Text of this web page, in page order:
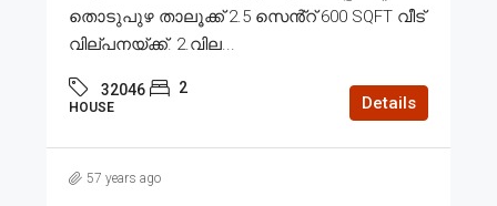
തൊടുപുഴ താലൂക്ക് 2.5 സെൻ്റ് 600 SQFT വീട്
വില്പനയ്ക്ക്. 2.വില...
32046 2
HOUSE Details
57 years ago